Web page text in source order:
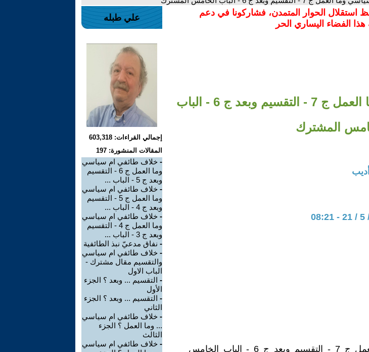
استقلال الحوار المتمدن، فشاركونا في دعم
هذا الفضاء اليساري الحر
خلاف طائفي ام سياسي وما العمل ج 7 - التقسيم وبعد ج 6 - الباب
المشترك
خلاف طائفي ام سياسي وما العمل ج 7 - التقسيم وبعد ج 6 - الباب الخامس
علي طبله
إجمالي القراءات: 603,318
المقالات المنشورة: 197
- خلاف طائفي ام سياسي
وما العمل ج 6 - التقسيم
وبعد ج 5 - الباب ...
- خلاف طائفي ام سياسي
وما العمل ج 5 - التقسيم
وبعد ج 4 - الباب ...
- خلاف طائفي ام سياسي
وما العمل ج 4 - التقسيم
وبعد ج 3 - الباب ...
- نفاق مدعيّ نبذ الطائفية
- خلاف طائفي ام سياسي
والتقسيم مقال مشترك -
الباب الاول
- التقسيم ... وبعد ؟ الجزء
الأول
- التقسيم ... وبعد ؟ الجزء
الثاني
- خلاف طائفي ام سياسي
... وما العمل ؟ الجزء
الثالث
- خلاف طائفي ام سياسي